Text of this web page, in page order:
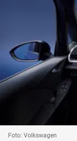
Foto: Volkswagen